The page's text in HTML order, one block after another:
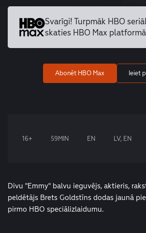
Svarīgi! Turpmāk HBO
skaties HBO Max
Abonēt HBO Max Ieiet
16+ 59MIN EN LV, EN
Divu "Emmy" balvu ieguvējs, aktieris,
peldētājs Brets Goldstīns dodas jaunā
pirmo HBO speciālizlaidumu.